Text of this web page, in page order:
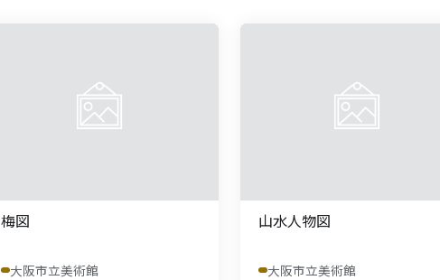
梅図
大阪市立美術館
山水人物図
大阪市立美術館